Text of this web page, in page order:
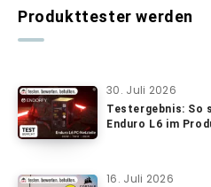
Produkttester werden
30. Juli 2026
Testergebnis: So
Enduro L6 im
16. Juli 2026